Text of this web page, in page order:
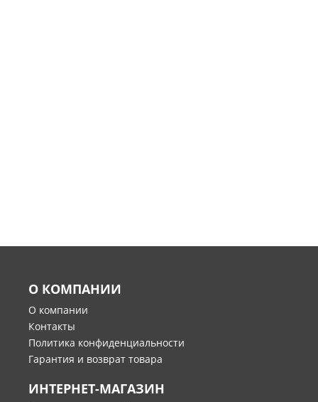
О КОМПАНИИ
О компании
Контакты
Политика конфиденциальности
Гарантия и возврат товара
ИНТЕРНЕТ-МАГАЗИН